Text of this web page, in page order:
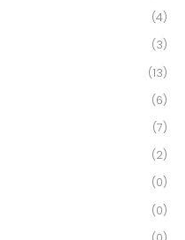
(4)
(3)
(13)
(6)
(7)
(2)
(0)
(0)